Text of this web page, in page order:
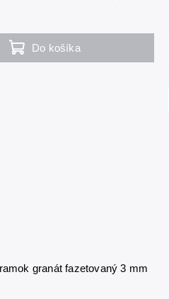
Do košíka
granát fazetovaný 3 mm